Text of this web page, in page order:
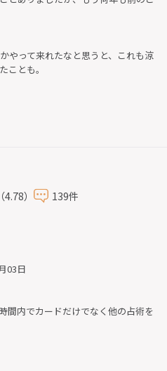
やって来れたなと思うと、これも涼
ことも。
4.78） 139件
03日
間内でカードだけでなく他の占術を